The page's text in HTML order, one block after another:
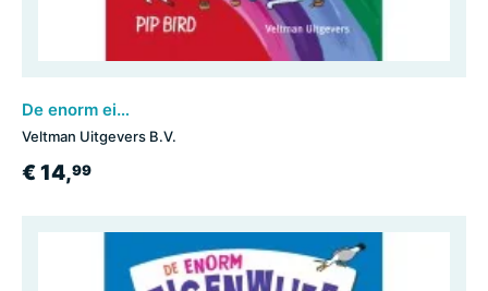
De enorm eigenwijze eenhoorn: Vrolijk Sneeuweenhoornfeest!
Veltman Uitgevers B.V.
€ 14,99